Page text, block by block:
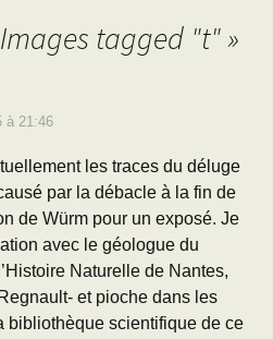
Images tagged "t"»
à 21:46
les traces du déluge
par la débacle à la fin de
de Würm pour un exposé. Je
avec le géologue du
Naturelle de Nantes,
et pioche dans les
bibliothèque scientifique de ce